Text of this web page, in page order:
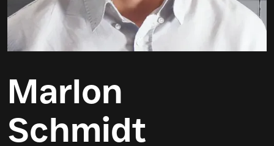
Marlon
Schmidt